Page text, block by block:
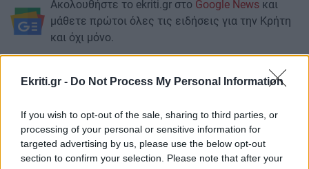
Ekriti.gr - Do Not Process My Personal Information
If you wish to opt-out of the sale, sharing to third parties, or
processing of your personal or sensitive information for
targeted advertising by us, please use the below opt-out
section to confirm your selection. Please note that after your
Ακολουθήστε το ekriti.gr στο Google News και
μάθετε πρώτοι όλες τις ειδήσεις για την Κρήτη
και όχι μόνο.
Άδωνις Γεωργιάδης